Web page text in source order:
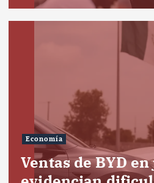
Economía
Ventas de BYD